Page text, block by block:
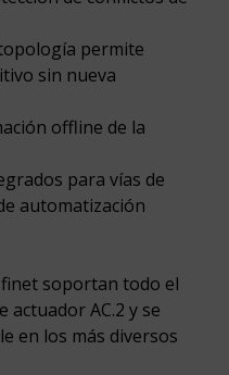
permite
sin nueva
offline de la
para vías de
automatización
soportan todo el
actuador AC.2 y se
en los más diversos